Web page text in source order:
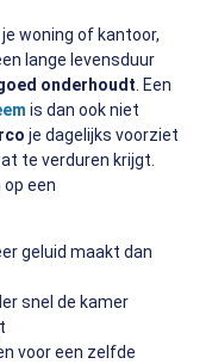
woning of kantoor,
lange levensduur
onderhoudt . Een
is dan ook niet
je dagelijks voorziet
te verduren krijgt.
een
geluid maakt dan
snel de kamer
voor een zelfde